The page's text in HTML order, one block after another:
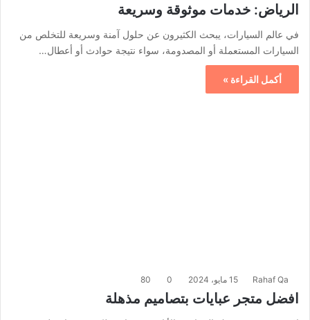
الرياض: خدمات موثوقة وسريعة
في عالم السيارات، يبحث الكثيرون عن حلول آمنة وسريعة للتخلص من
السيارات المستعملة أو المصدومة، سواء نتيجة حوادث أو أعطال…
أكمل القراءة »
Rahaf Qa 15 مايو، 2024 0
80
افضل متجر عبايات بتصاميم مذهلة